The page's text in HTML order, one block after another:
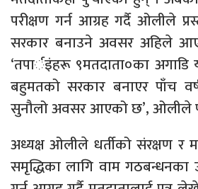
परीक्षण गर्न आग्रह गर्दै ओलीले
सरकार बनाउने अवसर अहिले
‘तपार्इंहरू ९मतदाता०का
बहुमतको सरकार बनाएर पाँच
सुनौलो अवसर आएको छ’, ओलीले
अध्यक्ष ओलीले धर्तीको संरक्षण र
समृद्धिका लागि वाम गठबन्धनका